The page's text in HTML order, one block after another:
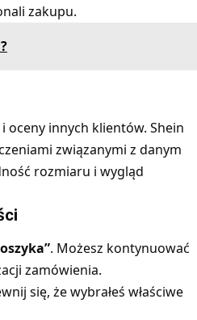
zakupu.
innych klientów. Shein
związanymi z danym
rozmiaru i wygląd
. Możesz kontynuować
zamówienia.
się, że wybrałeś właściwe